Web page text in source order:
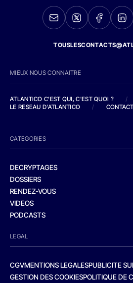
MIEUX NOUS CONNAITRE
ATLANTICO C'EST QUI, C'EST QUOI ?
/
LE RESEAU D'ATLANTICO
/ CONTACT
CATEGORIES
DECRYPTAGES
DOSSIERS
RENDEZ-VOUS
VIDEOS
PODCASTS
LEGAL
CGVMENTIONS LEGALESPUBLICITE
GESTION DES COOKIESPOLITIQUE DE